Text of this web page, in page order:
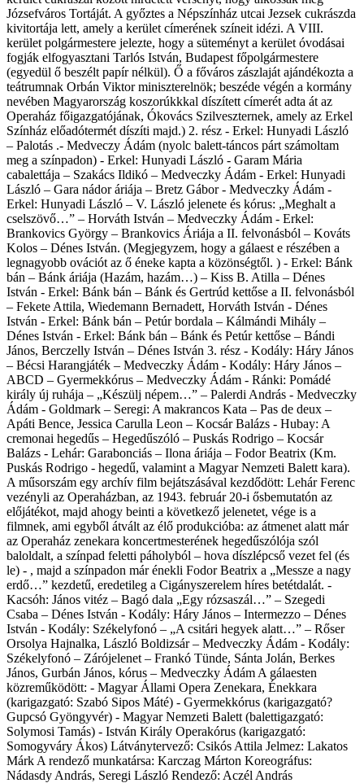
Józsefváros Tortáját. A győztes a Népszínház utcai Jezsek cukrászda
kivitortája lett, amely a kerület címerének színeit idézi. A VIII.
kerület polgármestere jelezte, hogy a süteményt a kerület óvodásai
fogják elfogyasztani Tarlós István, Budapest főpolgármestere
(egyedül ő beszélt papír nélkül). Ő a főváros zászlaját ajándékozta a
teátrumnak Orbán Viktor miniszterelnök; beszéde végén a kormány
nevében Magyarország koszorúkkkal díszített címerét adta át az
Operaház főigazgatójának, Ókovács Szilveszternek, amely az Erkel
Színház előadótermét díszíti majd.) 2. rész - Erkel: Hunyadi László
– Palotás .- Medveczy Ádám (nyolc balett-táncos párt számoltam
meg a színpadon) - Erkel: Hunyadi László - Garam Mária
cabalettája – Szakács Ildikó – Medveczky Ádám - Erkel: Hunyadi
László – Gara nádor áriája – Bretz Gábor - Medveczky Ádám -
Erkel: Hunyadi László – V. László jelenete és kórus: „Meghalt a
cselszövő…” – Horváth István – Medveczky Ádám - Erkel:
Brankovics György – Brankovics Áriája a II. felvonásból – Kováts
Kolos – Dénes István. (Megjegyzem, hogy a gálaest e részében a
legnagyobb ovációt az ő éneke kapta a közönségtől. ) - Erkel: Bánk
bán – Bánk áriája (Hazám, hazám…) – Kiss B. Atilla – Dénes
István - Erkel: Bánk bán – Bánk és Gertrúd kettőse a II. felvonásból
– Fekete Attila, Wiedemann Bernadett, Horváth István - Dénes
István - Erkel: Bánk bán – Petúr bordala – Kálmándi Mihály –
Dénes István - Erkel: Bánk bán – Bánk és Petúr kettőse – Bándi
János, Berczelly István – Dénes István 3. rész - Kodály: Háry János
– Bécsi Harangjáték – Medveczky Ádám - Kodály: Háry János –
ABCD – Gyermekkórus – Medveczky Ádám - Ránki: Pomádé
király új ruhája – „Készülj népem…” – Palerdi András - Medveczky
Ádám - Goldmark – Seregi: A makrancos Kata – Pas de deux –
Apáti Bence, Jessica Carulla Leon – Kocsár Balázs - Hubay: A
cremonai hegedűs – Hegedűszóló – Puskás Rodrigo – Kocsár
Balázs - Lehár: Garabonciás – Ilona áriája – Fodor Beatrix (Km.
Puskás Rodrigo - hegedű, valamint a Magyar Nemzeti Balett kara).
A műsorszám egy archív film bejátszásával kezdődött: Lehár Ferenc
vezényli az Operaházban, az 1943. február 20-i ősbemutatón az
előjátékot, majd ahogy beinti a következő jelenetet, vége is a
filmnek, ami egyből átvált az élő produkcióba: az átmenet alatt már
az Operaház zenekara koncertmesterének hegedűszólója szól
baloldalt, a színpad feletti páholyból – hova díszlépcső vezet fel (és
le) - , majd a színpadon már énekli Fodor Beatrix a „Messze a nagy
erdő…” kezdetű, eredetileg a Cigányszerelem híres betétdalát. -
Kacsóh: János vitéz – Bagó dala „Egy rózsaszál…” – Szegedi
Csaba – Dénes István - Kodály: Háry János – Intermezzo – Dénes
István - Kodály: Székelyfonó – „A csitári hegyek alatt…” – Rőser
Orsolya Hajnalka, László Boldizsár – Medveczky Ádám - Kodály:
Székelyfonó – Zárójelenet – Frankó Tünde, Sánta Jolán, Berkes
János, Gurbán János, kórus – Medveczky Ádám A gálaesten
közreműködött: - Magyar Állami Opera Zenekara, Énekkara
(karigazgató: Szabó Sipos Máté) - Gyermekkórus (karigazgató?
Gupcsó Gyöngyvér) - Magyar Nemzeti Balett (balettigazgató:
Solymosi Tamás) - István Király Operakórus (karigazgató:
Somogyváry Ákos) Látványtervező: Csikós Attila Jelmez: Lakatos
Márk A rendező munkatársa: Karczag Márton Koreográfus:
Nádasdy András, Seregi László Rendező: Aczél András